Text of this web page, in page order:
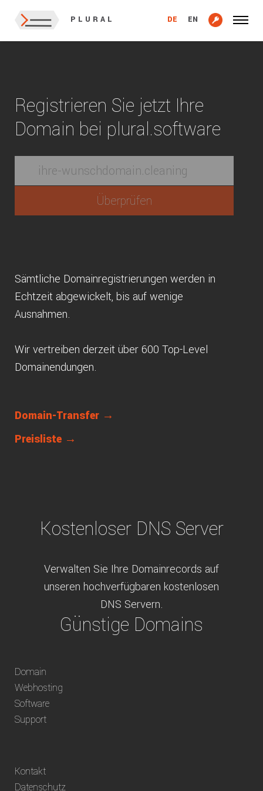
PLURAL DE EN
Registrieren Sie jetzt Ihre
Domain bei plural.software
Sämtliche Domainregistrierungen werden in
Echtzeit abgewickelt, bis auf wenige
Ausnahmen.
Wir vertreiben derzeit über 600 Top-Level
Domainendungen.
Domain-Transfer →
Preisliste →
Kostenloser DNS Server
Verwalten Sie Ihre Domainrecords auf
unseren hochverfügbaren kostenlosen
DNS Servern.
Günstige Domains
weltweit verfügbare Domains inklusive
Vorkasse oder über ein andere verfügbare
Domain
Webhosting
Software
Support
Kontakt
Datenschutz